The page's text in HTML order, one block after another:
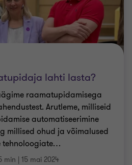
lahti lasta?
raamatupidamisega
Arutleme, milliseid
automatiseerimine
millised ohud ja võimalused
tehnoloogiate…
min | 15 mai 2024